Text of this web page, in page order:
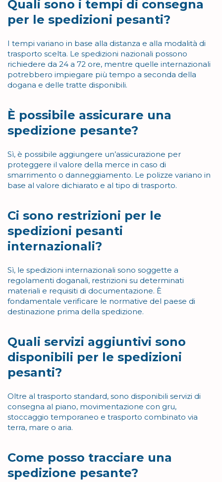
Quali sono i tempi di consegna
per le spedizioni pesanti?
I tempi variano in base alla distanza e alla modalità di
trasporto scelta. Le spedizioni nazionali possono
richiedere da 24 a 72 ore, mentre quelle internazionali
potrebbero impiegare più tempo a seconda della
dogana e delle tratte disponibili.
È possibile assicurare una
spedizione pesante?
Sì, è possibile aggiungere un’assicurazione per
proteggere il valore della merce in caso di
smarrimento o danneggiamento. Le polizze variano in
base al valore dichiarato e al tipo di trasporto.
Ci sono restrizioni per le
spedizioni pesanti
internazionali?
Sì, le spedizioni internazionali sono soggette a
regolamenti doganali, restrizioni su determinati
materiali e requisiti di documentazione. È
fondamentale verificare le normative del paese di
destinazione prima della spedizione.
Quali servizi aggiuntivi sono
disponibili per le spedizioni
pesanti?
Oltre al trasporto standard, sono disponibili servizi di
consegna al piano, movimentazione con gru,
stoccaggio temporaneo e trasporto combinato via
terra, mare o aria.
Come posso tracciare una
spedizione pesante?